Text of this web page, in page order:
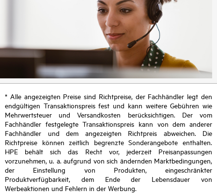
* Alle angezeigten Preise sind Richtpreise, der Fachhändler legt den
endgültigen Transaktionspreis fest und kann weitere Gebühren wie
Mehrwertsteuer und Versandkosten berücksichtigen. Der vom
Fachhändler festgelegte Transaktionspreis kann von dem anderer
Fachhändler und dem angezeigten Richtpreis abweichen. Die
Richtpreise können zeitlich begrenzte Sonderangebote enthalten.
HPE behält sich das Recht vor, jederzeit Preisanpassungen
vorzunehmen, u. a. aufgrund von sich ändernden Marktbedingungen,
der Einstellung von Produkten, eingeschränkter
Produktverfügbarkeit, dem Ende der Lebensdauer von
Werbeaktionen und Fehlern in der Werbung.